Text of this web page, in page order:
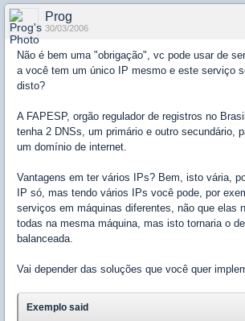
Prog
30/03/2006
Não é bem uma "obrigação", vc pode usar de
a você tem um único IP mesmo e este serviço
disto?
A FAPESP, orgão regulador de registros no
tenha 2 DNSs, um primário e outro secundário,
um domínio de internet.
Vantagens em ter vários IPs? Bem, isto vária,
IP só, mas tendo vários IPs você pode, por
serviços em máquinas diferentes, não que elas
todas na mesma máquina, mas isto tornaria o
balanceada.
Vai depender das soluções que você quer
Exemplo said